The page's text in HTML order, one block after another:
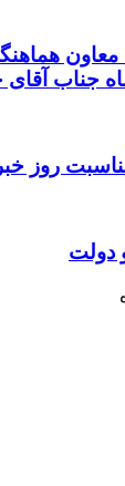
معاون
جناب
روز
دولت